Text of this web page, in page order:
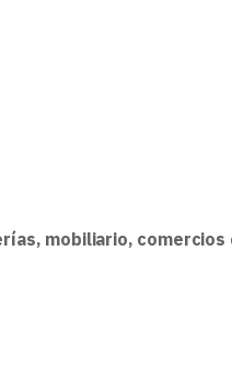
mobiliario, comercios